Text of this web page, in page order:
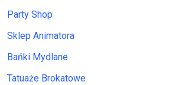
Party Shop
Sklep Animatora
Bańki Mydlane
Tatuaże Brokatowe